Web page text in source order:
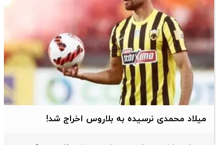
میلاد محمدی نرسیده به بلاروس اخراج شد!